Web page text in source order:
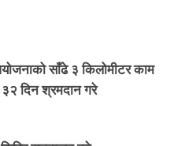
साँढे ३ किलोमीटर काम
दिन श्रमदान गरे